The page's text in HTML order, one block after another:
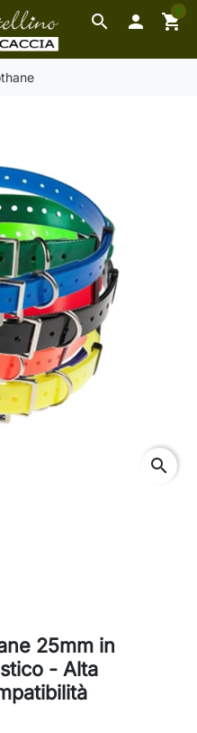
search  shopping_cart
0
search
25mm in
- Alta